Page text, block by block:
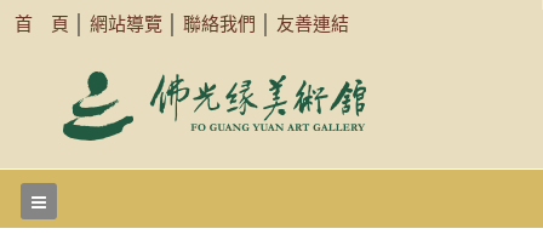
首 頁 網站導覽 聯絡我們 友善連結